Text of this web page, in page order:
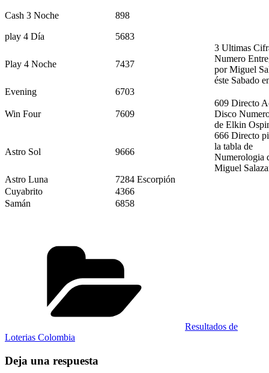
Cash 3 Noche 898
play 4 Día 5683
Play 4 Noche 7437
3 Ultimas
Numero
por Miguel
éste Sabado
Evening
6703
Win Four 7609
609 Directo
Disco
de Elkin
Astro Sol 9666
666 Directo
la tabla de
Numerologia
Miguel
Astro Luna
7284 Escorpión
Cuyabrito
4366
Samán
6858
Resultados de
Loterias Colombia
Deja una respuesta